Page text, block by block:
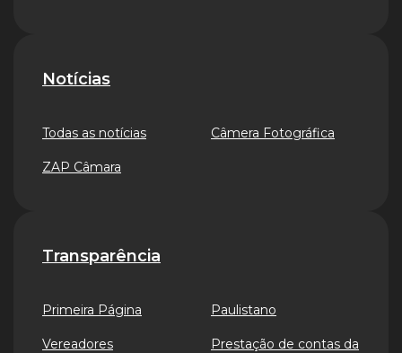
Notícias
Todas as notícias
ZAP Câmara
Câmera Fotográfica
Transparência
Primeira Página
Vereadores
Paulistano
Prestação de contas da